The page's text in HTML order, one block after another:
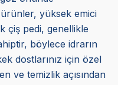
yüksek emici
çiş pedi, genellikle
böylece idrarın
dostlarınız için özel
ve temizlik açısından